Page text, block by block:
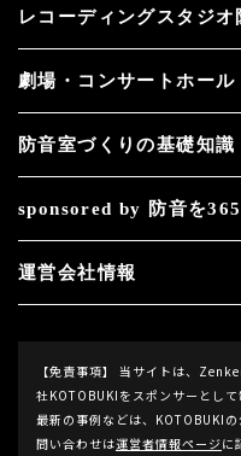
レコーディングスタジオ
劇場・コンサートホール
防音室づくりの基礎知識
sponsored by 防音を
運営会社情報
【免責事項】
当サイトは、
社KOTOBUKIをスポンサーとして
最新の事例などは、KOTOBUKI
問い合わせは運営者情報ページに